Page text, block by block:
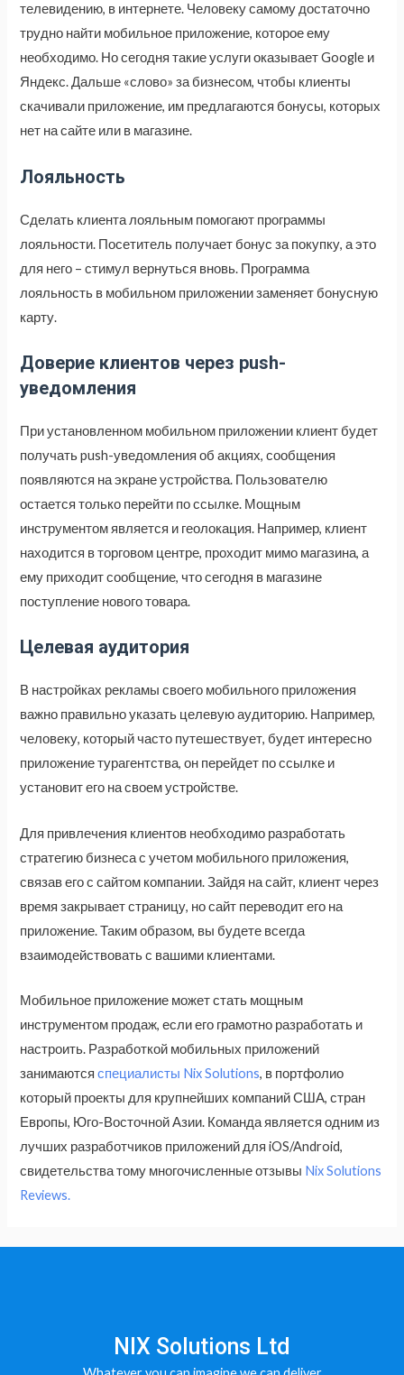
телевидению, в интернете. Человеку самому достаточно
трудно найти мобильное приложение, которое ему
необходимо. Но сегодня такие услуги оказывает Google и
Яндекс. Дальше «слово» за бизнесом, чтобы клиенты
скачивали приложение, им предлагаются бонусы, которых
нет на сайте или в магазине.
Лояльность
Сделать клиента лояльным помогают программы
лояльности. Посетитель получает бонус за покупку, а это
для него – стимул вернуться вновь. Программа
лояльность в мобильном приложении заменяет бонусную
карту.
Доверие клиентов через push-
уведомления
При установленном мобильном приложении клиент будет
получать push-уведомления об акциях, сообщения
появляются на экране устройства. Пользователю
остается только перейти по ссылке. Мощным
инструментом является и геолокация. Например, клиент
находится в торговом центре, проходит мимо магазина, а
ему приходит сообщение, что сегодня в магазине
поступление нового товара.
Целевая аудитория
В настройках рекламы своего мобильного приложения
важно правильно указать целевую аудиторию. Например,
человеку, который часто путешествует, будет интересно
приложение турагентства, он перейдет по ссылке и
установит его на своем устройстве.
Для привлечения клиентов необходимо разработать
стратегию бизнеса с учетом мобильного приложения,
связав его с сайтом компании. Зайдя на сайт, клиент через
время закрывает страницу, но сайт переводит его на
приложение. Таким образом, вы будете всегда
взаимодействовать с вашими клиентами.
Мобильное приложение может стать мощным
инструментом продаж, если его грамотно разработать и
настроить. Разработкой мобильных приложений
занимаютсяспециалисты Nix Solutions, в портфолио
который проекты для крупнейших компаний США, стран
Европы, Юго-Восточной Азии. Команда является одним из
лучших разработчиков приложений для iOS/Android,
свидетельства тому многочисленные отзывы Nix Solutions
Reviews.
NIX Solutions Ltd